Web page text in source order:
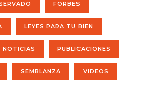
FORBES
LEYES PARA TU BIEN
NOTICIAS PUBLICACIONES
SEMBLANZA VIDEOS